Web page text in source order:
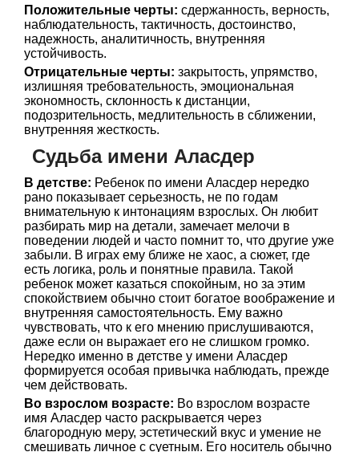
Положительные черты: сдержанность, верность,
наблюдательность, тактичность, достоинство,
надежность, аналитичность, внутренняя
устойчивость.
Отрицательные черты: закрытость, упрямство,
излишняя требовательность, эмоциональная
экономность, склонность к дистанции,
подозрительность, медлительность в сближении,
внутренняя жесткость.
Судьба имени Аласдер
В детстве: Ребенок по имени Аласдер нередко
рано показывает серьезность, не по годам
внимательную к интонациям взрослых. Он любит
разбирать мир на детали, замечает мелочи в
поведении людей и часто помнит то, что другие уже
забыли. В играх ему ближе не хаос, а сюжет, где
есть логика, роль и понятные правила. Такой
ребенок может казаться спокойным, но за этим
спокойствием обычно стоит богатое воображение и
внутренняя самостоятельность. Ему важно
чувствовать, что к его мнению прислушиваются,
даже если он выражает его не слишком громко.
Нередко именно в детстве у имени Аласдер
формируется особая привычка наблюдать, прежде
чем действовать.
Во взрослом возрасте: Во взрослом возрасте
имя Аласдер часто раскрывается через
благородную меру, эстетический вкус и умение не
смешивать личное с суетным. Его носитель обычно